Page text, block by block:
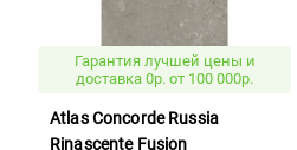
Гарантия лучшей цены и
доставка 0р. от 100 000р.
Atlas Concorde Russia
Rinascente Fusion